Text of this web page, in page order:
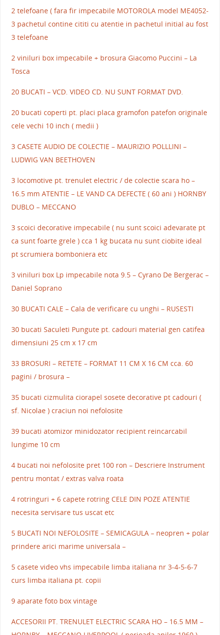
2 telefoane ( fara fir impecabile MOTOROLA model ME4052-
3 pachetul contine cititi cu atentie in pachetul initial au fost
3 telefoane
2 viniluri box impecabile + brosura Giacomo Puccini – La
Tosca
20 BUCATI – VCD. VIDEO CD. NU SUNT FORMAT DVD.
20 bucati coperti pt. placi placa gramofon patefon originale
cele vechi 10 inch ( medii )
3 CASETE AUDIO DE COLECTIE – MAURIZIO POLLLINI –
LUDWIG VAN BEETHOVEN
3 locomotive pt. trenulet electric / de colectie scara ho –
16.5 mm ATENTIE – LE VAND CA DEFECTE ( 60 ani ) HORNBY
DUBLO – MECCANO
3 scoici decorative impecabile ( nu sunt scoici adevarate pt
ca sunt foarte grele ) cca 1 kg bucata nu sunt ciobite ideal
pt scrumiera bomboniera etc
3 viniluri box Lp impecabile nota 9.5 – Cyrano De Bergerac –
Daniel Soprano
30 BUCATI CALE – Cala de verificare cu unghi – RUSESTI
30 bucati Saculeti Pungute pt. cadouri material gen catifea
dimensiuni 25 cm x 17 cm
33 BROSURI – RETETE – FORMAT 11 CM X 16 CM cca. 60
pagini / brosura –
35 bucati cizmulita ciorapel sosete decorative pt cadouri (
sf. Nicolae ) craciun noi nefolosite
39 bucati atomizor minidozator recipient reincarcabil
lungime 10 cm
4 bucati noi nefolosite pret 100 ron – Descriere Instrument
pentru montat / extras valva roata
4 rotringuri + 6 capete rotring CELE DIN POZE ATENTIE
necesita servisare tus uscat etc
5 BUCATI NOI NEFOLOSITE – SEMICAGULA – neopren + polar
prindere arici marime universala –
5 casete video vhs impecabile limba italiana nr 3-4-5-6-7
curs limba italiana pt. copii
9 aparate foto box vintage
ACCESORII PT. TRENULET ELECTRIC SCARA HO – 16.5 MM –